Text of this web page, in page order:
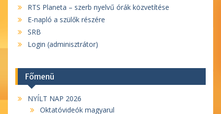
RTS Planeta – szerb nyelvű órák közvetítése
E-napló a szülők részére
SRB
Login (adminisztrátor)
Főmenü
NYÍLT NAP 2026
Oktatóvideók magyarul